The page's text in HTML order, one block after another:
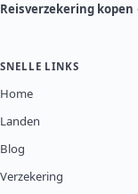
Reisverzekering kopen
SNELLE LINKS
Home
Landen
Blog
Verzekering